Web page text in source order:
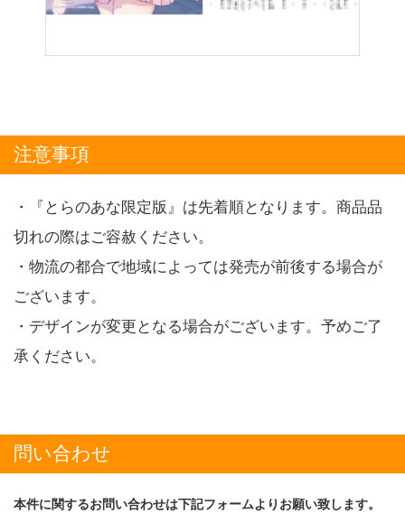
注意事項
・『とらのあな限定版』は先着順となります。商品品
切れの際はご容赦ください。
・物流の都合で地域によっては発売が前後する場合が
ございます。
・デザインが変更となる場合がございます。予めご了
承ください。
問い合わせ
本件に関するお問い合わせは下記フォームよりお願い致します。